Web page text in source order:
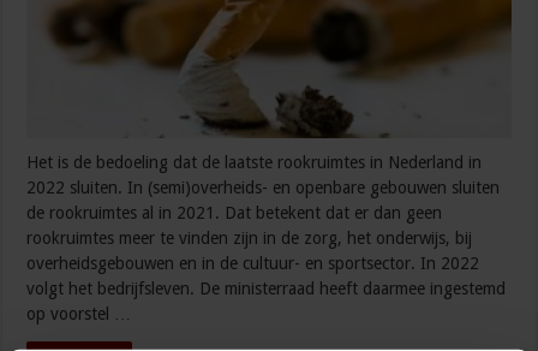
Het is de bedoeling dat de laatste rookruimtes in Nederland in
2022 sluiten. In (semi)overheids- en openbare gebouwen sluiten
de rookruimtes al in 2021. Dat betekent dat er dan geen
rookruimtes meer te vinden zijn in de zorg, het onderwijs, bij
overheidsgebouwen en in de cultuur- en sportsector. In 2022
volgt het bedrijfsleven. De ministerraad heeft daarmee ingestemd
op voorstel …